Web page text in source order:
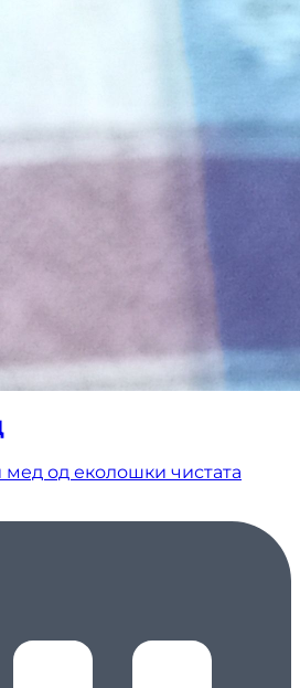
од еколошки чистата